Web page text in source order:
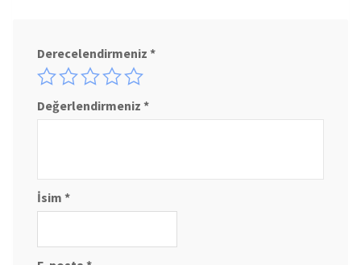
Derecelendirmeniz *
Değerlendirmeniz *
İsim *